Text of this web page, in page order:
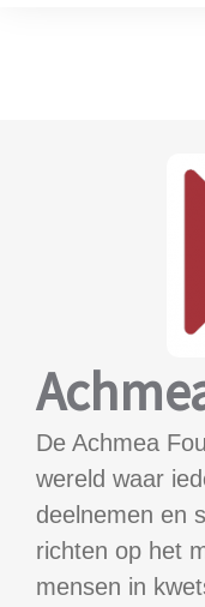
De Achmea
wereld waar
deelnemen en
richten op het
mensen in